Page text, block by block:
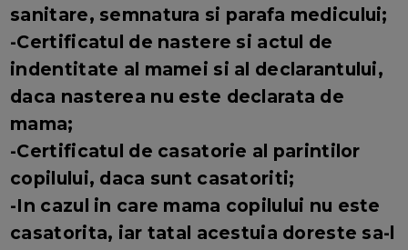
sanitare, semnatura si parafa medicului;
-Certificatul de nastere si actul de
indentitate al mamei si al declarantului,
daca nasterea nu este declarata de
mama;
-Certificatul de casatorie al parintilor
copilului, daca sunt casatoriti;
-In cazul in care mama copilului nu este
casatorita, iar tatal acestuia doreste sa-l